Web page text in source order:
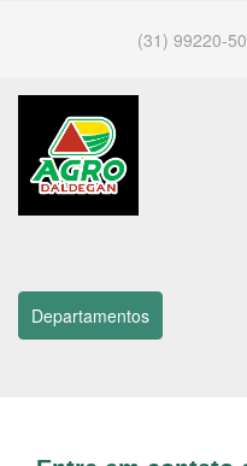
(31) 99220-
Departamentos